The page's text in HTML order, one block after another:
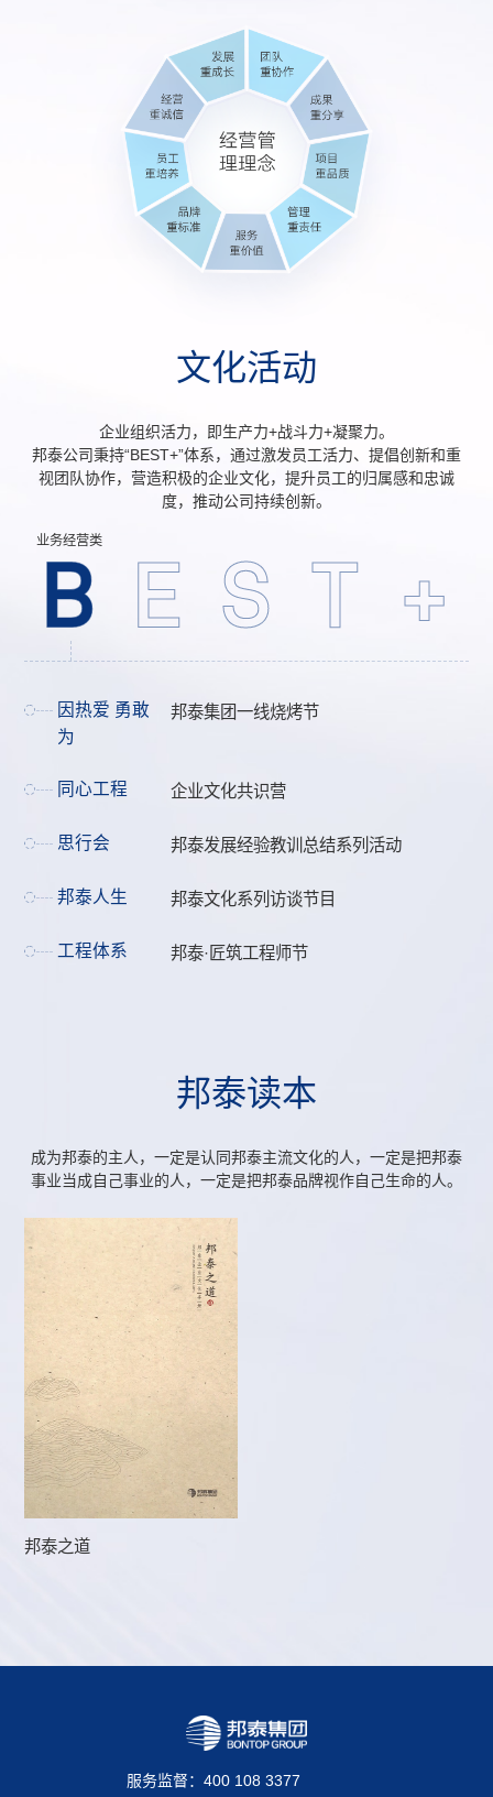
文化活动
企业组织活力，即生产力+战斗力+凝聚力。
邦泰公司秉持“BEST+”体系，通过激发员工活力、提倡创新和重
视团队协作，营造积极的企业文化，提升员工的归属感和忠诚
度，推动公司持续创新。
业务经营类
B E S T +
因热爱 勇敢
为
邦泰集团一线烧烤节
同心工程 企业文化共识营
思行会 邦泰发展经验教训总结系列活动
邦泰人生 邦泰文化系列访谈节目
工程体系 邦泰·匠筑工程师节
邦泰读本
成为邦泰的主人，一定是认同邦泰主流文化的人，一定是把邦泰
事业当成自己事业的人，一定是把邦泰品牌视作自己生命的人。
邦泰之道
服务监督：400 108 3377